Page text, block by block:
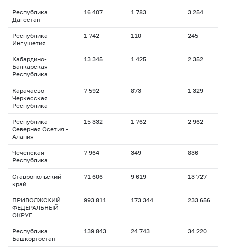
Республика
Дагестан
16 407 1 783 3 254
Республика
Ингушетия
1 742 110 245
Кабардино-
Балкарская
Республика
13 345 1 425 2 352
Карачаево-
Черкесская
Республика
7 592 873 1 329
Республика
Северная Осетия -
Алания
15 332 1 762 2 962
Чеченская
Республика
7 964 349 836
Ставропольский
край
71 606 9 619 13 727
ПРИВОЛЖСКИЙ
ФЕДЕРАЛЬНЫЙ
ОКРУГ
993 811 173 344 233 656
Республика
Башкортостан
139 843 24 743 34 220